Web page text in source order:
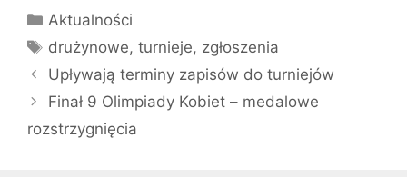
Kategorie
Aktualności
Tagi
drużynowe,turnieje, zgłoszenia
Upływają terminy zapisów do turniejów
Finał 9 Olimpiady Kobiet – medalowe
rozstrzygnięcia